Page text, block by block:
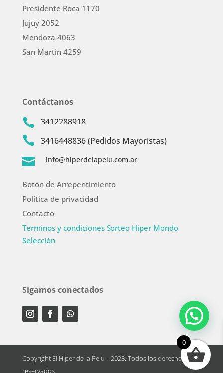
Presidente Roca 1170
Jujuy 2052
Mendoza 4063
San Martin 4259
Contáctanos
 3412288918
 3416448836 (Pedidos Mayoristas)
 info@hiperdelapelu.com.ar
Botón de Arrepentimiento
Política de privacidad
Contacto
Terminos y condiciones Sorteo Hiper Mondo
Selección
Sigamos conectados
Copyright El Hiper de la Pelu – 2023. Todos los derechos
reservados.
0